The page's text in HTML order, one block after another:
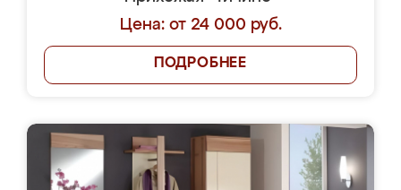
Цена: от 24 000 руб.
ПОДРОБНЕЕ